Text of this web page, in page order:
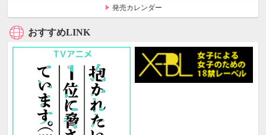
発売カレンダー
おすすめLINK